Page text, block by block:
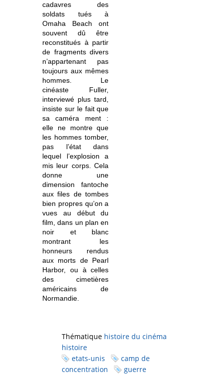
cadavres des
soldats tués à
Omaha Beach ont
souvent dû être
reconstitués à partir
de fragments divers
n’appartenant pas
toujours aux mêmes
hommes. Le
cinéaste Fuller,
interviewé plus tard,
insiste sur le fait que
sa caméra ment :
elle ne montre que
les hommes tomber,
pas l’état dans
lequel l’explosion a
mis leur corps. Cela
donne une
dimension fantoche
aux files de tombes
bien propres qu’on a
vues au début du
film, dans un plan en
noir et blanc
montrant les
honneurs rendus
aux morts de Pearl
Harbor, ou à celles
des cimetières
américains de
Normandie.
Thématique histoire du cinéma
histoire
etats-unis
camp de
concentration
guerre